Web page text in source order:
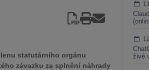
statutárního orgánu
závazku za splnění náhrady
živé